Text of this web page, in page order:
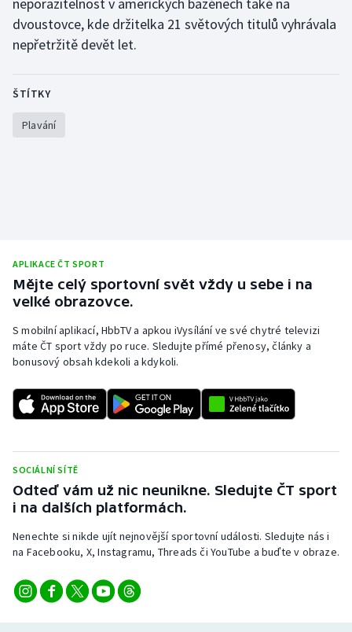
Triatlon
neporazitelnost v amerických bazénech také na
dvoustovce, kde držitelka 21 světových titulů vyhrávala
nepřetržitě devět let.
ŠTÍTKY
Plavání
APLIKACE ČT SPORT
Mějte celý sportovní svět vždy u sebe i na
velké obrazovce.
S mobilní aplikací, HbbTV a apkou iVysílání ve své chytré televizi
máte ČT sport vždy po ruce. Sledujte přímé přenosy, články a
bonusový obsah kdekoli a kdykoli.
SOCIÁLNÍ SÍTĚ
Odteď vám už nic neunikne. Sledujte ČT sport
i na dalších platformách.
Nenechte si nikde ujít nejnovější sportovní události. Sledujte nás i
na Facebooku, X, Instagramu, Threads či YouTube a buďte v obraze.